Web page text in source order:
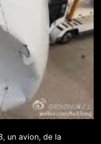
un avion, de la